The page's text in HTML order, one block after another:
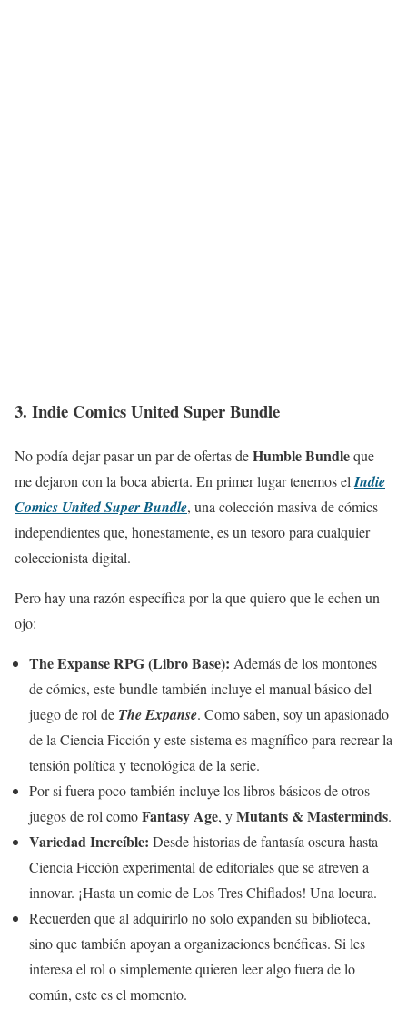
3. Indie Comics United Super Bundle
No podía dejar pasar un par de ofertas deHumble Bundleque
me dejaron con la boca abierta. En primer lugar tenemos el Indie
Comics United Super Bundle, una colección masiva de cómics
independientes que, honestamente, es un tesoro para cualquier
coleccionista digital.
Pero hay una razón específica por la que quiero que le echen un
ojo:
The Expanse RPG (Libro Base): Además de los montones
de cómics, este bundle también incluye el manual básico del
juego de rol de The Expanse. Como saben, soy un apasionado
de la Ciencia Ficción y este sistema es magnífico para recrear la
tensión política y tecnológica de la serie.
Por si fuera poco también incluye los libros básicos de otros
juegos de rol comoFantasy Age, yMutants & Masterminds.
Variedad Increíble: Desde historias de fantasía oscura hasta
Ciencia Ficción experimental de editoriales que se atreven a
innovar. ¡Hasta un comic de Los Tres Chiflados! Una locura.
Recuerden que al adquirirlo no solo expanden su biblioteca,
sino que también apoyan a organizaciones benéficas. Si les
interesa el rol o simplemente quieren leer algo fuera de lo
común, este es el momento.